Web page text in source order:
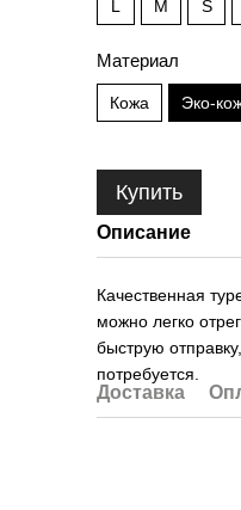
L M S
Материал
Кожа Эко-
Купить
Описание
Качественная
можно легко
быструю
потребуется.
Доставка